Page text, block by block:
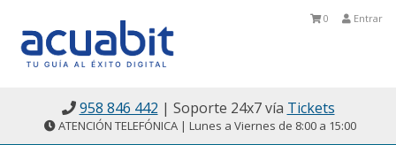
Entrar
0
958 846 442 | Soporte 24x7 vía Tickets
ATENCIÓN TELEFÓNICA | Lunes a Viernes de 8:00 a 15:00